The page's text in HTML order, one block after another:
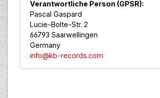
Verantwortliche Person (GPSR):
Pascal Gaspard
Lucie-Bolte-Str. 2
66793 Saarwellingen
Germany
info@kb-records.com